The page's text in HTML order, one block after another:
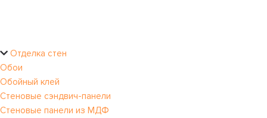
Отделка стен
Обои
Обойный клей
Стеновые сэндвич-панели
Стеновые панели из МДФ